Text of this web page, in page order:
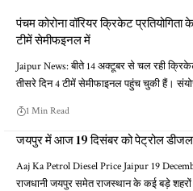
पंचम कोरोना वॉरियर क्रिकेट प्रतियोगिता
टीमें सेमीफइनल में
Jaipur News: बीते 14 अक्टूबर से चल रही
तीसरे दिन 4 टीमें सेमीफाइनल पहुंच चुकी हैं।
1 Min Read
जयपुर में आज 19 दिसंबर को पेट्रोल डीजल
Aaj Ka Petrol Diesel Price Jaipur 19
राजधानी जयपुर समेत राजस्थान के कई बड़े